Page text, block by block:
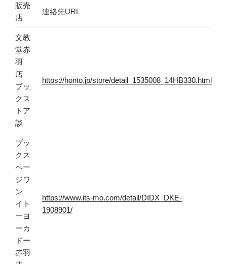
販売
店
連絡先URL
文教
堂赤
羽
店
ブッ
クス
トア
談
https://honto.jp/store/detail_1535008_14HB330.html
ブッ
クス
ペー
ジワ
ン
イト
ーヨ
ーカ
ドー
赤羽
https://www.its-mo.com/detail/DIDX_DKE-
1908901/